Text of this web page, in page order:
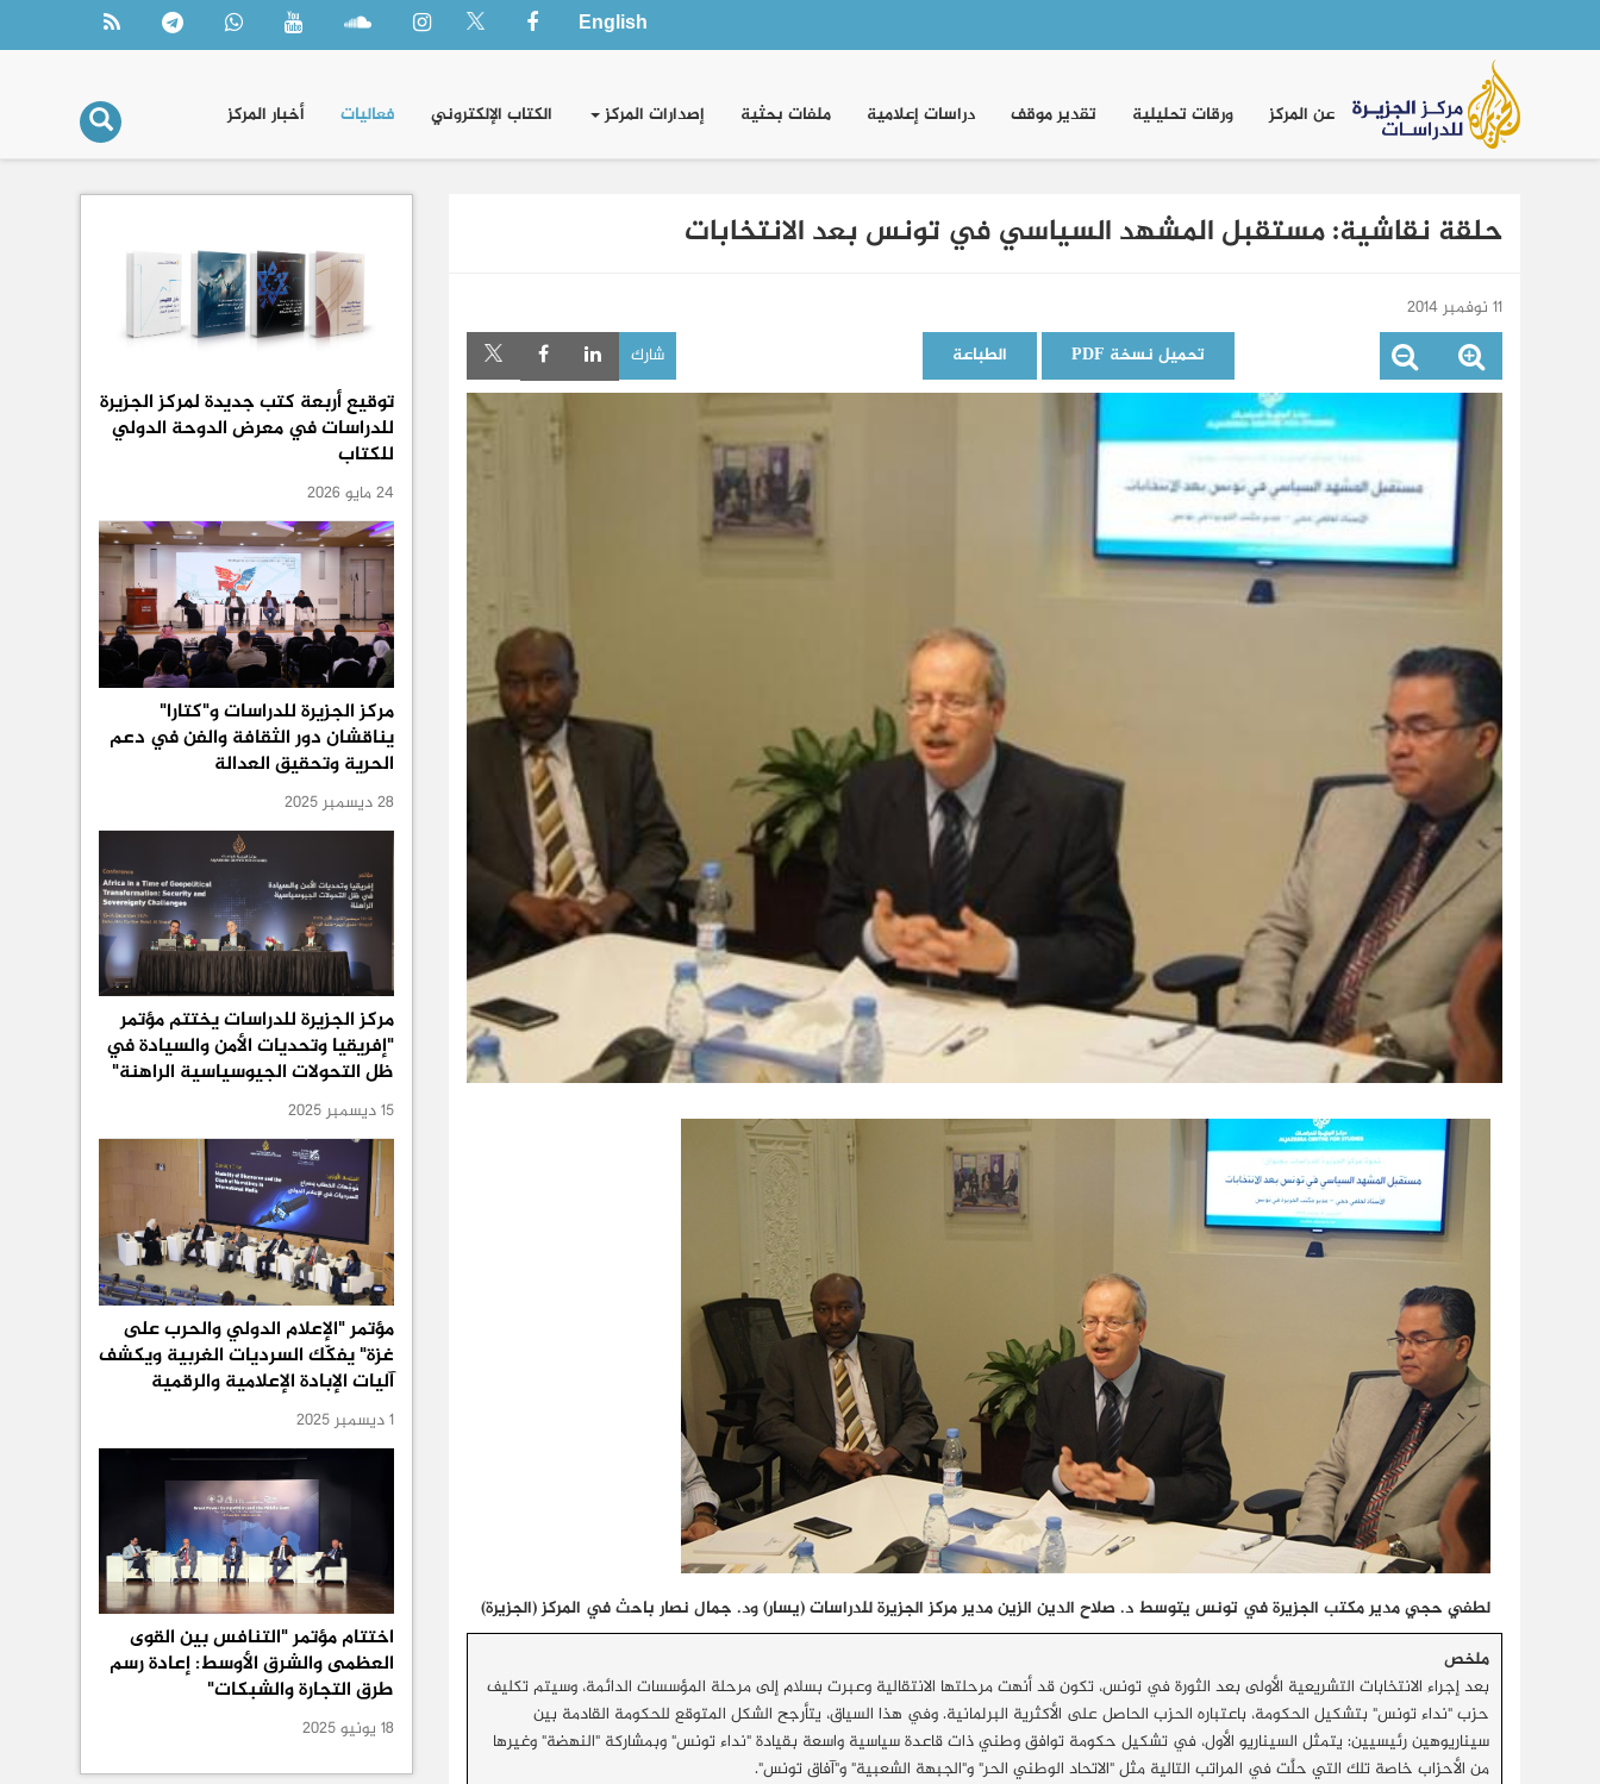
English
Main
navigation عن المركز ورقات تحليلية تقدير موقف دراسات إعلامية ملفات بحثية إصدارات المركز الكتاب الإلكتروني فعاليات أخبار المركز
حلقة نقاشية: مستقبل المشهد السياسي في تونس بعد الانتخابات
11 نوفمبر 2014
تحميل نسخة PDF الطباعة شارك
لطفي حجي مدير مكتب الجزيرة في تونس يتوسط د. صلاح الدين الزين مدير مركز الجزيرة للدراسات (يسار) ود. جمال نصار باحث في المركز (الجزيرة)
ملخص
بعد إجراء الانتخابات التشريعية الأولى بعد الثورة في تونس، تكون قد أنهت مرحلتها الانتقالية وعبرت بسلام إلى مرحلة المؤسسات الدائمة، وسيتم تكليف
حزب "نداء تونس" بتشكيل الحكومة، باعتباره الحزب الحاصل على الأكثرية البرلمانية. وفي هذا السياق، يتأرجح الشكل المتوقع للحكومة القادمة بين
سيناريوهين رئيسيين: يتمثل السيناريو الأول، في تشكيل حكومة توافق وطني ذات قاعدة سياسية واسعة بقيادة "نداء تونس" وبمشاركة "النهضة" وغيرها
من الأحزاب خاصة تلك التي حلَّت في المراتب التالية مثل "الاتحاد الوطني الحر" و"الجبهة الشعبية" و"آفاق تونس".
توقيع أربعة كتب جديدة لمركز الجزيرة
للدراسات في معرض الدوحة الدولي
للكتاب
24 مايو 2026
مركز الجزيرة للدراسات و"كتارا"
يناقشان دور الثقافة والفن في دعم
الحرية وتحقيق العدالة
28 ديسمبر 2025
مركز الجزيرة للدراسات يختتم مؤتمر
"إفريقيا وتحديات الأمن والسيادة في
ظل التحولات الجيوسياسية الراهنة"
15 ديسمبر 2025
مؤتمر "الإعلام الدولي والحرب على
غزة" يفكّك السرديات الغربية ويكشف
آليات الإبادة الإعلامية والرقمية
1 ديسمبر 2025
اختتام مؤتمر "التنافس بين القوى
العظمى والشرق الأوسط: إعادة رسم
طرق التجارة والشبكات"
18 يونيو 2025